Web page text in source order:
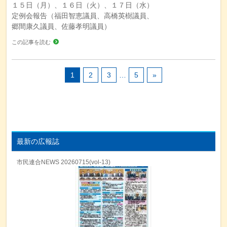
１５日（月）、１６日（火）、１７日（水）
定例会報告（福田智恵議員、高橋英樹議員、
郷間康久議員、佐藤孝明議員）
この記事を読む
1 2 3 5 »
最新の広報誌
市民連合NEWS 20260715(vol-13)